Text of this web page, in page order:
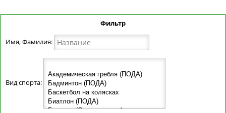
Фильтр
Имя, Фамилия:
Вид спорта: